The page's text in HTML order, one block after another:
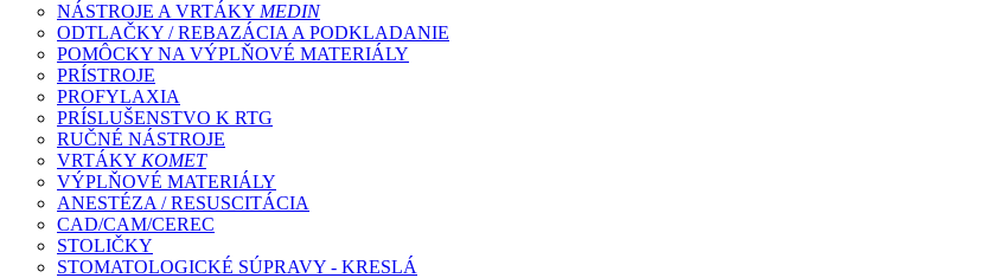
NÁSTROJE A VRTÁKY MEDIN
ODTLAČKY / REBAZÁCIA A PODKLADANIE
POMÔCKY NA VÝPLŇOVÉ MATERIÁLY
PRÍSTROJE
PROFYLAXIA
PRÍSLUŠENSTVO K RTG
RUČNÉ NÁSTROJE
VRTÁKY KOMET
VÝPLŇOVÉ MATERIÁLY
ANESTÉZA / RESUSCITÁCIA
CAD/CAM/CEREC
STOLIČKY
STOMATOLOGICKÉ SÚPRAVY - KRESLÁ